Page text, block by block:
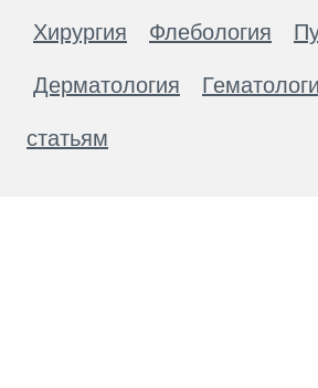
Хирургия Флебология
Дерматология
статьям